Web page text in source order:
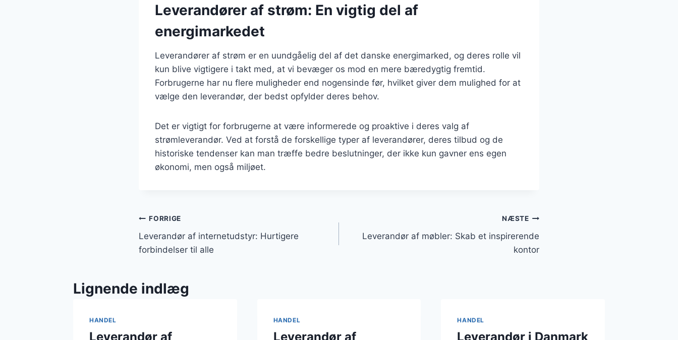
Leverandører af strøm: En vigtig del af
energimarkedet
Leverandører af strøm er en uundgåelig del af det danske energimarked, og deres rolle vil
kun blive vigtigere i takt med, at vi bevæger os mod en mere bæredygtig fremtid.
Forbrugerne har nu flere muligheder end nogensinde før, hvilket giver dem mulighed for at
vælge den leverandør, der bedst opfylder deres behov.
Det er vigtigt for forbrugerne at være informerede og proaktive i deres valg af
strømleverandør. Ved at forstå de forskellige typer af leverandører, deres tilbud og de
historiske tendenser kan man træffe bedre beslutninger, der ikke kun gavner ens egen
økonomi, men også miljøet.
Indlægsnavigation
FORRIGE
Leverandør af internetudstyr: Hurtigere
forbindelser til alle
NÆSTE
Leverandør af møbler: Skab et inspirerende
kontor
Lignende indlæg
HANDEL
Leverandør af
HANDEL
Leverandør af
HANDEL
Leverandør i Danmark